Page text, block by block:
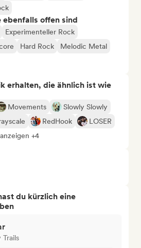
ebenfalls offen sind
Experimenteller Rock
Hard Rock
Melodic Metal
erhalten, die ähnlich ist wie
Movements
Slowly Slowly
RedHook
LOSER
+4
du kürzlich eine
Trails